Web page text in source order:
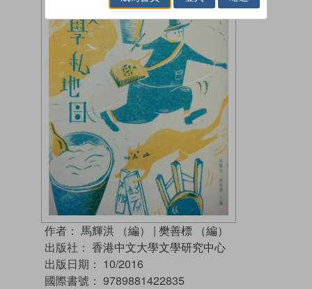
作者： 馬輝洪 （編） | 樊善標 （編）
出版社： 香港中文大學文學研究中心
出版日期： 10/2016
國際書號： 9789881422835